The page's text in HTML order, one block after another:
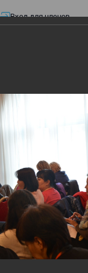
Вход для членов
трудовом и налоговом
всеобщее
законодательстве
и